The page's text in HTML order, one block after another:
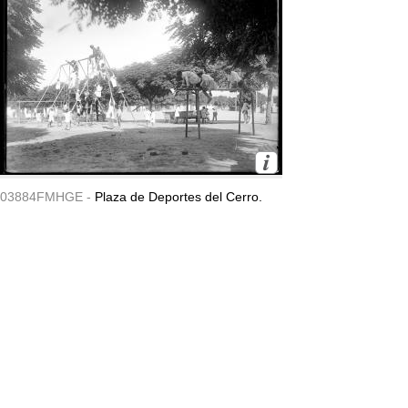
03884FMHGE - Plaza de Deportes del Cerro.